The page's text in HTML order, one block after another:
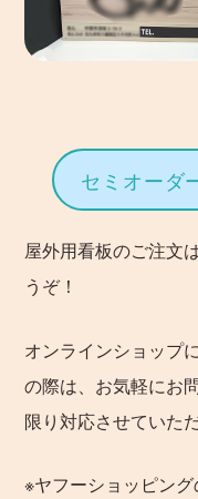
セミオーダ
屋外用看板のご注文
うぞ！
オンラインショップ
の際は、お気軽にお
限り対応させていた
※ヤフーショッピン